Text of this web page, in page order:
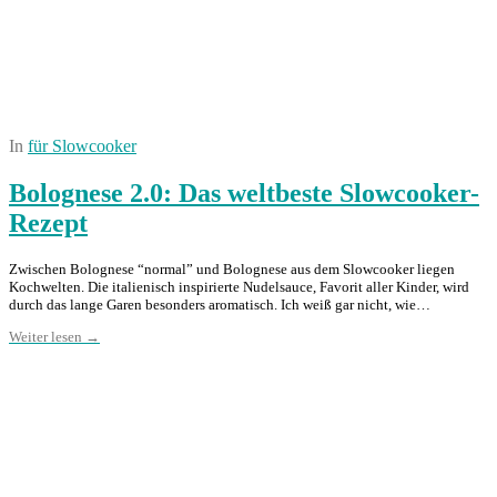
In für Slowcooker
Bolognese 2.0: Das weltbeste Slowcooker-
Rezept
Zwischen Bolognese “normal” und Bolognese aus dem Slowcooker liegen
Kochwelten. Die italienisch inspirierte Nudelsauce, Favorit aller Kinder, wird
durch das lange Garen besonders aromatisch. Ich weiß gar nicht, wie…
Weiter lesen →